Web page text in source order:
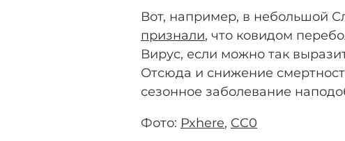
Вот, например, в небольшой
признали, что ковидом
Вирус, если можно так
Отсюда и снижение
сезонное заболевание
Фото: Pxhere, CC0